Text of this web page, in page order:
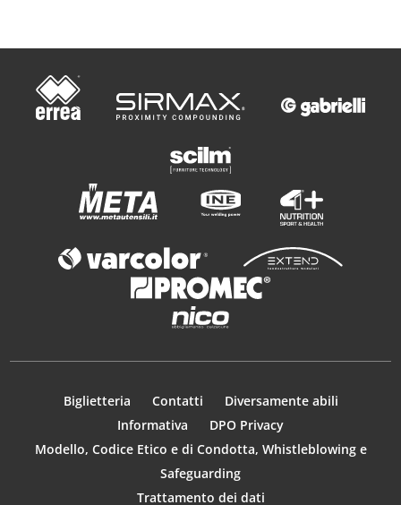
Biglietteria Contatti
Diversamente abili
Informativa
DPO Privacy
Modello, Codice Etico e di Condotta, Whistleblowing e
Safeguarding
Trattamento dei dati